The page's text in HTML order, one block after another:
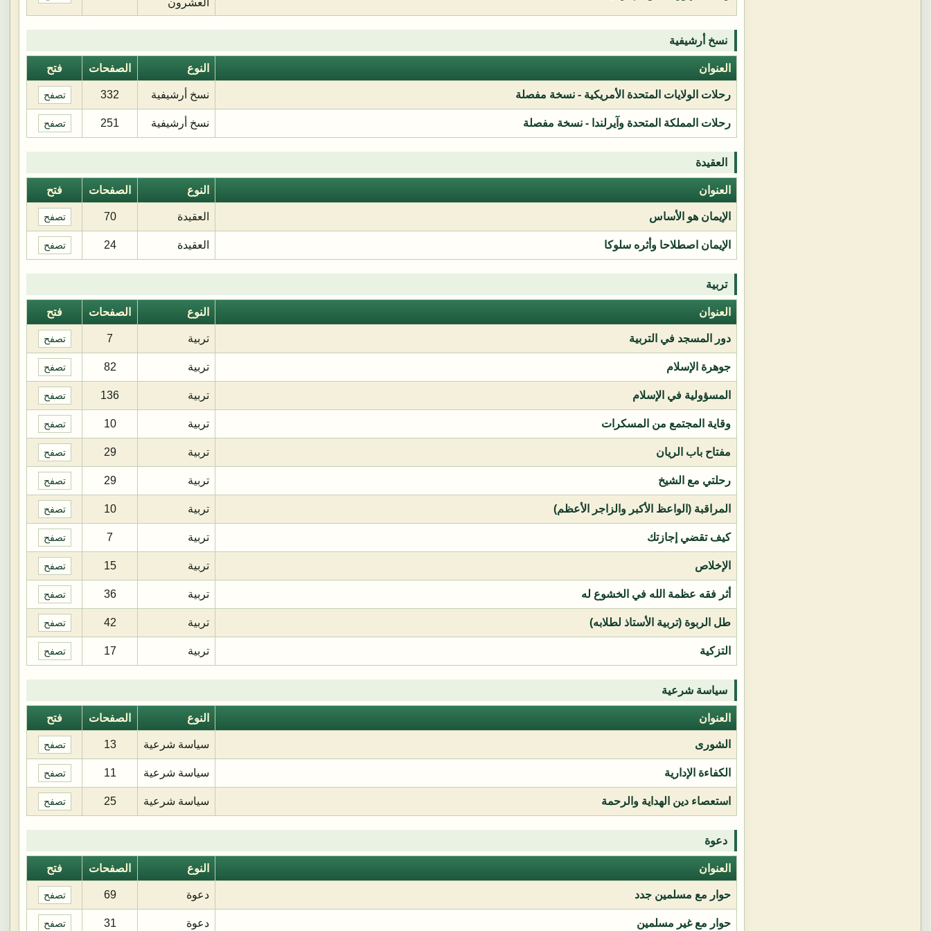
نسخ أرشيفية
العنوان النوع الصفحات فتح
رحلات الولايات المتحدة الأمريكية - نسخة مفصلة نسخ أرشيفية 332 تصفح
رحلات المملكة المتحدة وآيرلندا - نسخة مفصلة نسخ أرشيفية 251 تصفح
العقيدة
العنوان النوع الصفحات فتح
الإيمان هو الأساس العقيدة 70 تصفح
الإيمان اصطلاحا وأثره سلوكا العقيدة 24 تصفح
تربية
العنوان النوع الصفحات فتح
دور المسجد في التربية تربية 7 تصفح
جوهرة الإسلام تربية 82 تصفح
المسؤولية في الإسلام تربية 136 تصفح
وقاية المجتمع من المسكرات تربية 10 تصفح
مفتاح باب الريان تربية 29 تصفح
رحلتي مع الشيخ تربية 29 تصفح
المراقبة (الواعظ الأكبر والزاجر الأعظم) تربية 10 تصفح
كيف تقضي إجازتك تربية 7 تصفح
الإخلاص تربية 15 تصفح
أثر فقه عظمة الله في الخشوع له تربية 36 تصفح
طل الربوة (تربية الأستاذ لطلابه) تربية 42 تصفح
التزكية تربية 17 تصفح
سياسة شرعية
العنوان النوع الصفحات فتح
الشورى سياسة شرعية 13 تصفح
الكفاءة الإدارية سياسة شرعية 11 تصفح
استعصاء دين الهداية والرحمة سياسة شرعية 25 تصفح
دعوة
العنوان النوع الصفحات فتح
حوار مع مسلمين جدد دعوة 69 تصفح
حوار مع غير مسلمين دعوة 31 تصفح